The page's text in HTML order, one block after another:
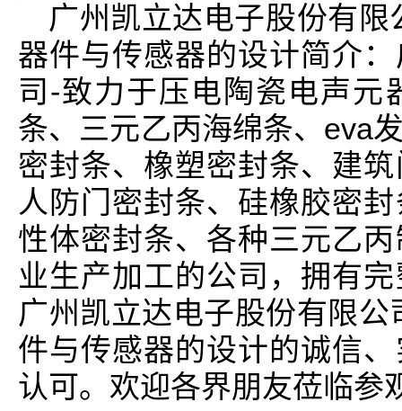
广州凯立达电子股份有
器件与传感器的设计简介
司-致力于压电陶瓷电声元
条、三元乙丙海绵条、eva
密封条、橡塑密封条、建
人防门密封条、硅橡胶密
性体密封条、各种三元乙
业生产加工的公司，拥有
广州凯立达电子股份有限
件与传感器的设计的诚信
认可。欢迎各界朋友莅临参